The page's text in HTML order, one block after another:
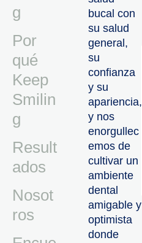
g
Por
qué
Keep
Smilin
g
Result
ados
Nosot
ros
bucal con
su salud
general,
su
confianza
y su
apariencia,
y nos
enorgullec
emos de
cultivar un
ambiente
dental
amigable y
optimista
donde